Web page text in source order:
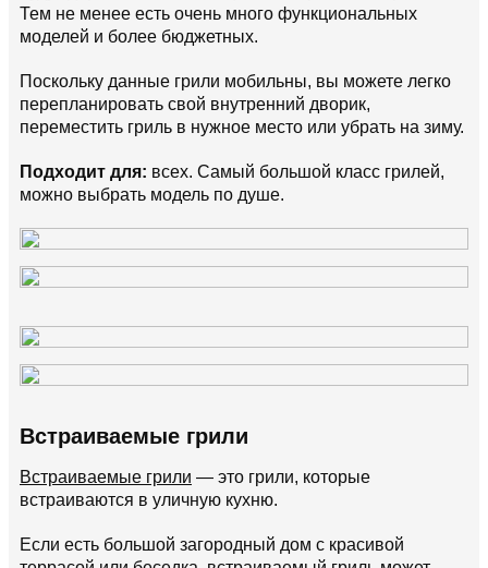
Тем не менее есть очень много функциональных
моделей и более бюджетных.
Поскольку данные грили мобильны, вы можете легко
перепланировать свой внутренний дворик,
переместить гриль в нужное место или убрать на зиму.
Подходит для: всех. Самый большой класс грилей,
можно выбрать модель по душе.
Встраиваемые грили
Встраиваемые грили — это грили, которые
встраиваются в уличную кухню.
Если есть большой загородный дом с красивой